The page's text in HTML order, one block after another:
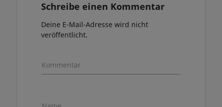
Schreibe einen Kommentar
Deine E-Mail-Adresse wird nicht
veröffentlicht.
Kommentar